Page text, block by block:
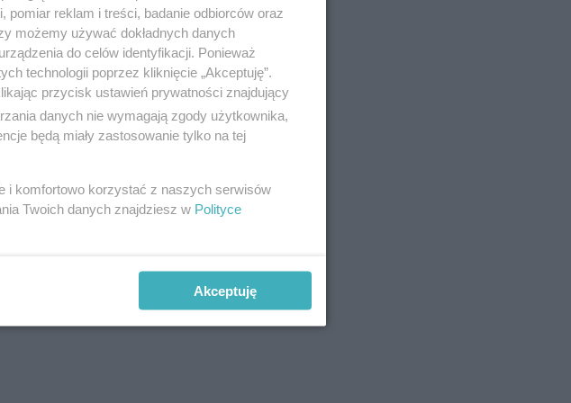
w Klinice Chirurgii
reklam i treści, badanie odbiorców oraz
możemy używać dokładnych danych
do celów identyfikacji. Ponieważ
technologii poprzez kliknięcie „Akceptuję”.
przycisk ustawień prywatności znajdujący
danych nie wymagają zgody użytkownika,
będą miały zastosowanie tylko na tej
i komfortowo korzystać z naszych serwisów
Twoich danych znajdziesz w Polityce
Akceptuję